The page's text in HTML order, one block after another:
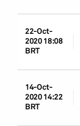
22-Oct-
2020 18:08
BRT
14-Oct-
2020 14:22
BRT